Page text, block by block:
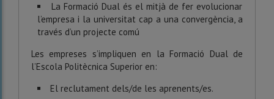
La Formació Dual és el mitjà de fer evolucionar
l’empresa i la universitat cap a una convergència, a
través d’un projecte comú
Les empreses s’impliquen en la Formació Dual de
l’Escola Politècnica Superior en:
El reclutament dels/de les aprenents/es.